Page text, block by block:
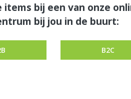
items bij een van onze
bij jou in de buurt:
B2C